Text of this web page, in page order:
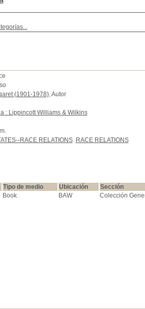
(1901-1978), Autor
: Lippincott Williams & Wilkins
RACE RELATIONS RACE RELATIONS
Tipo de medio Ubicación Sección
Book BAW Colección